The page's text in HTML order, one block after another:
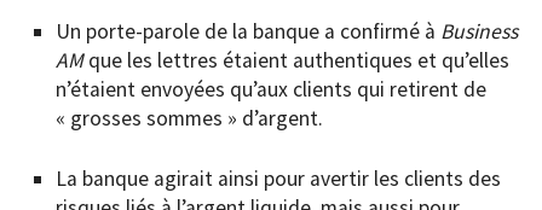
Un porte-parole de la banque a confirmé à Business
AMque les lettres étaient authentiques et qu’elles
n’étaient envoyées qu’aux clients qui retirent de
« grosses sommes » d’argent.
La banque agirait ainsi pour avertir les clients des